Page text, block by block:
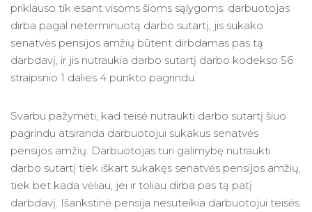
priklauso tik esant visoms šioms sąlygoms: darbuotojas
dirba pagal neterminuotą darbo sutartį, jis sukako
senatvės pensijos amžių būtent dirbdamas pas tą
darbdavį, ir jis nutraukia darbo sutartį darbo kodekso 56
straipsnio 1 dalies 4 punkto pagrindu.
Svarbu pažymėti, kad teisė nutraukti darbo sutartį šiuo
pagrindu atsiranda darbuotojui sukakus senatvės
pensijos amžių. Darbuotojas turi galimybę nutraukti
darbo sutartį tiek iškart sukakęs senatvės pensijos amžių,
tiek bet kada vėliau, jei ir toliau dirba pas tą patį
darbdavį. Išankstinė pensija nesuteikia darbuotojui teisės